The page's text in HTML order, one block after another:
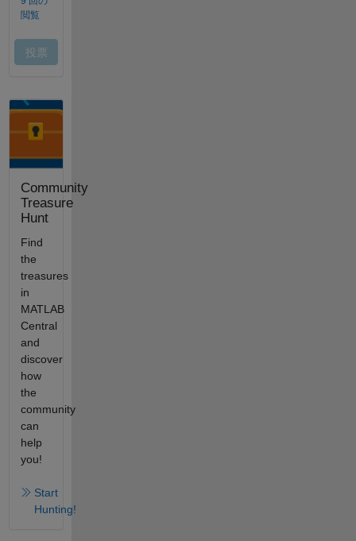
Community
Treasure
Hunt
Find
the
treasures
in
MATLAB
Central
and
discover
how
the
community
can
help
you!
Start
Hunting!